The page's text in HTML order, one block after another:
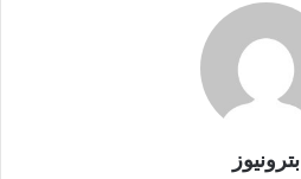
بترونيوز